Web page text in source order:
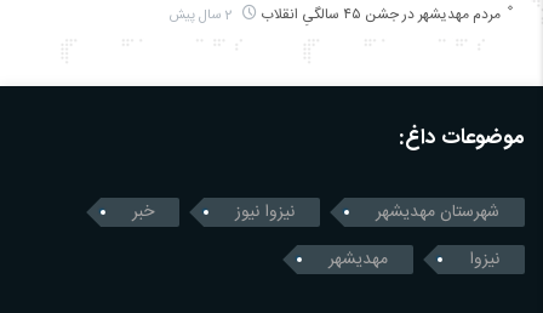
مردم مهدیشهر در جشن ۴۵ سالگیِ انقلاب
موضوعات داغ:
شهرستان مهدیشهر نیزوا نیوز
خبر
نیزوا
مهدیشهر